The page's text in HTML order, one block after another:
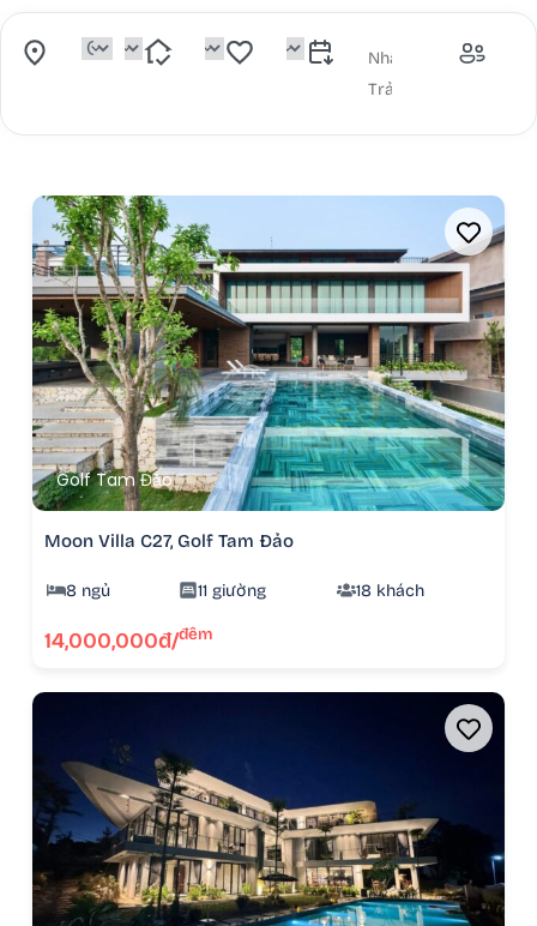
Golf Tam Đảo
Moon Villa C27, Golf Tam Đảo
8 ngủ 11 giường 18 khách
14,000,000đ/đêm